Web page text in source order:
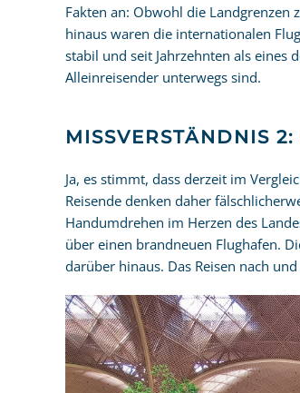
Fakten an: Obwohl die Landgrenzen
hinaus waren die internationalen
stabil und seit Jahrzehnten als eines
Alleinreisender unterwegs sind.
MISSVERSTÄNDNIS
Ja, es stimmt, dass derzeit im
Reisende denken daher
Handumdrehen im Herzen des
über einen brandneuen Flughafen.
darüber hinaus. Das Reisen nach